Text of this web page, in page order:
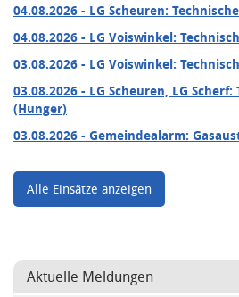
04.08.2026 - LG Scheuren:
04.08.2026 - LG Voiswinkel:
03.08.2026 - LG Voiswinkel:
03.08.2026 - LG Scheuren, LG
(Hunger)
03.08.2026 - Gemeindealarm:
Alle Einsätze anzeigen
Aktuelle Meldungen